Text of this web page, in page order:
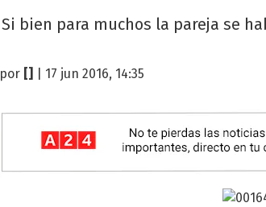
Si bien para muchos la pareja se
por | 17 jun 2016, 14:35